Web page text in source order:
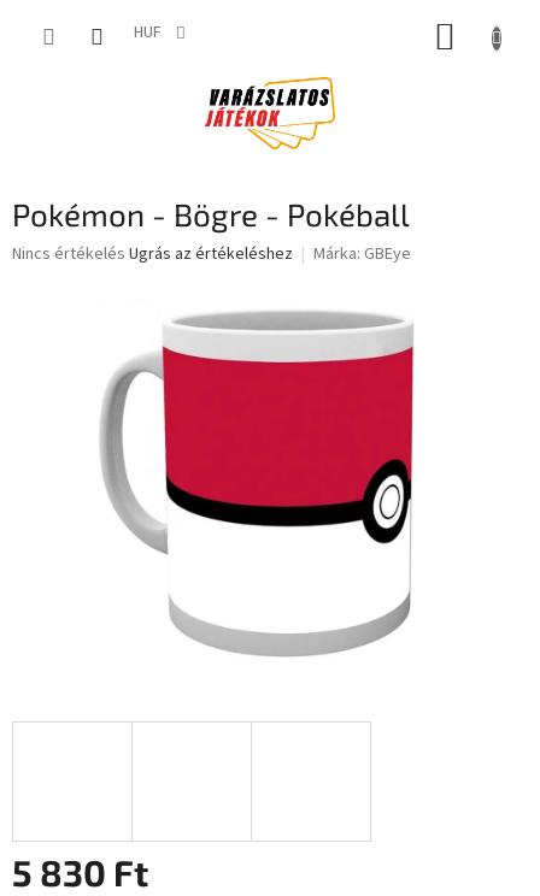
HUF KOSÁR
Pokémon - Bögre - Pokéball
A
Nincs értékelés Ugrás az értékeléshez Márka: GBEye
5 830 Ft